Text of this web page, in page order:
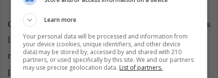
Como se explica en la página web, estos son " jóvenes
lectores que comparten a un vasto y diverso público
reseñas y opiniones de los más recientes libros leídos
por medio de plataformas como YouTube".
Learn more
Your personal data will be processed and information from
your device (cookies, unique identifiers, and other device
data) may be stored by, accessed by and shared with 210
partners, or used specifically by this site. We and our partners
may use precise geolocation data. List of partners.